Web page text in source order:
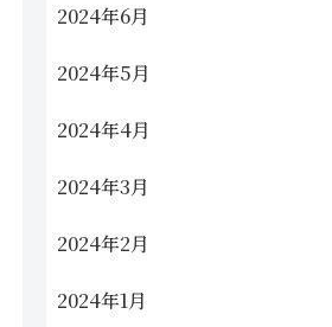
2024年6月
2024年5月
2024年4月
2024年3月
2024年2月
2024年1月